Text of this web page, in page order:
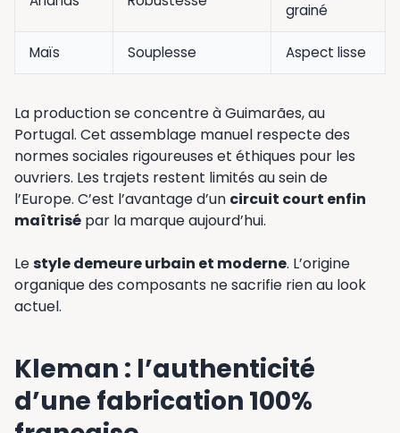
grainé
Maïs Souplesse Aspect lisse
La production se concentre à Guimarães, au
Portugal. Cet assemblage manuel respecte des
normes sociales rigoureuses et éthiques pour les
ouvriers. Les trajets restent limités au sein de
l’Europe. C’est l’avantage d’un circuit court enfin
maîtrisé par la marque aujourd’hui.
Lestyle demeure urbain et moderne. L’origine
organique des composants ne sacrifie rien au look
actuel.
Kleman : l’authenticité
d’une fabrication 100%